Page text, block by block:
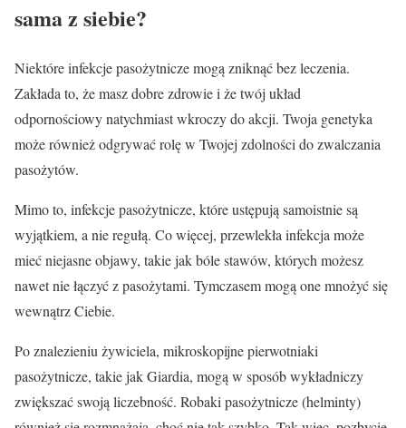
sama z siebie?
Niektóre infekcje pasożytnicze mogą zniknąć bez leczenia.
Zakłada to, że masz dobre zdrowie i że twój układ
odpornościowy natychmiast wkroczy do akcji. Twoja genetyka
może również odgrywać rolę w Twojej zdolności do zwalczania
pasożytów.
Mimo to, infekcje pasożytnicze, które ustępują samoistnie są
wyjątkiem, a nie regułą. Co więcej, przewlekła infekcja może
mieć niejasne objawy, takie jak bóle stawów, których możesz
nawet nie łączyć z pasożytami. Tymczasem mogą one mnożyć się
wewnątrz Ciebie.
Po znalezieniu żywiciela, mikroskopijne pierwotniaki
pasożytnicze, takie jak Giardia, mogą w sposób wykładniczy
zwiększać swoją liczebność. Robaki pasożytnicze (helminty)